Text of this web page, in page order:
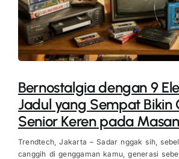
Bernostalgia dengan 9
Jadul yang Sempat Bikin
Senior Keren pada
Trendtech, Jakarta – Sadar nggak sih,
canggih di genggaman kamu, generasi